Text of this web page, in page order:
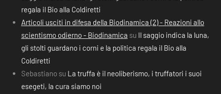
regala il Bio alla Coldiretti
Articoli usciti in difesa della Biodinamica (2) - Reazioni allo
scientismo odierno - Biodinamica su Il saggio indica la luna,
gli stolti guardano i corni e la politica regala il Bio alla
Coldiretti
Sebastiano su La truffa è il neoliberismo, i truffatori i suoi
esegeti, la cura siamo noi